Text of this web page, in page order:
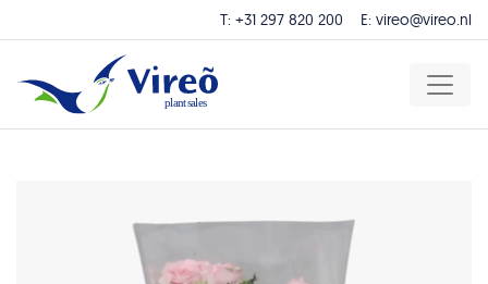
T: +31 297 820 200 E: vireo@vireo.nl